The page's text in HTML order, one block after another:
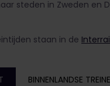
steden in Zweden en
staan in de
BINNENLANDSE